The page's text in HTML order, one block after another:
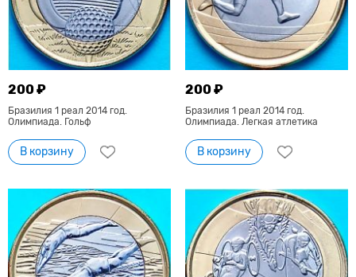
200 ₽
Бразилия 1 реал 2014 год.
Олимпиада. Гольф
В корзину
200 ₽
Бразилия 1 реал 2014 год.
Олимпиада. Легкая атлетика
В корзину